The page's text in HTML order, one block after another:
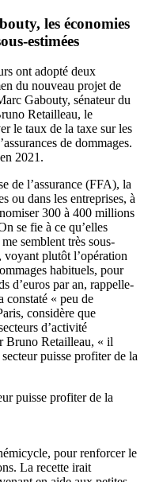
les économies
estimées
ont adopté deux
du nouveau projet de
Gabouty, sénateur du
Retailleau, le
le taux de la taxe sur les
de dommages.
2021.
de l’assurance (FFA), la
ou dans les entreprises, à
300 à 400 millions
se fie à ce qu’elles
semblent très sous-
voyant plutôt l’opération
habituels, pour
d’euros par an, rappelle-
constaté « peu de
considère que
d’activité
Bruno Retailleau, « il
puisse profiter de la
puisse profiter de la
pour renforcer le
La recette irait